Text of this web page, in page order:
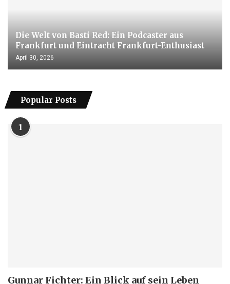
Die Welt von Basti Red: Ein Podcaster aus
Frankfurt und Eintracht Frankfurt-Enthusiast
April 30, 2026
Popular Posts
1
Gunnar Fichter: Ein Blick auf sein Leben